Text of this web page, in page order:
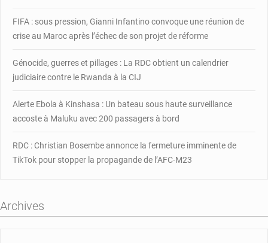
FIFA : sous pression, Gianni Infantino convoque une réunion de
crise au Maroc après l’échec de son projet de réforme
Génocide, guerres et pillages : La RDC obtient un calendrier
judiciaire contre le Rwanda à la CIJ
Alerte Ebola à Kinshasa : Un bateau sous haute surveillance
accoste à Maluku avec 200 passagers à bord
RDC : Christian Bosembe annonce la fermeture imminente de
TikTok pour stopper la propagande de l’AFC-M23
Archives